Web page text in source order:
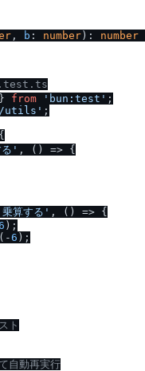
, b : number): number
from 'bun:test'
/utils' ;
る' , () => {
算する' , () => {
);
(-6 );
ト
自動再実行